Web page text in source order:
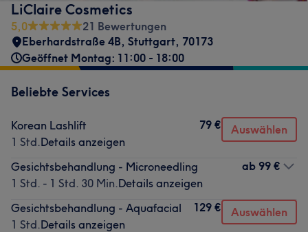
LiClaire Cosmetics
5,0
21 Bewertungen
Eberhardstraße 4B, Stuttgart, 70173
Geöffnet Montag: 11:00 - 18:00
Beliebte Services
Korean Lashlift
1 Std.Details anzeigen
79 € Auswählen
Gesichtsbehandlung - Microneedling
1 Std. - 1 Std. 30 Min.Details anzeigen
ab 99 €
Gesichtsbehandlung - Aquafacial
1 Std.Details anzeigen
129 € Auswählen